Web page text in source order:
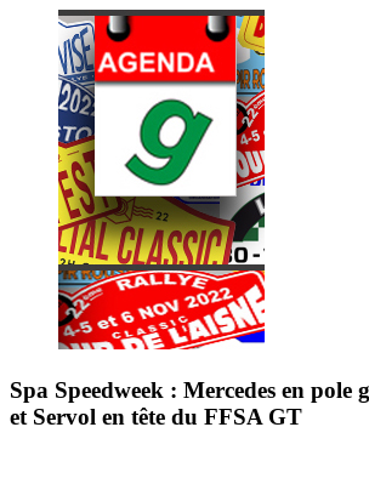
Spa Speedweek : Mercedes en pole
et Servol en tête du FFSA GT